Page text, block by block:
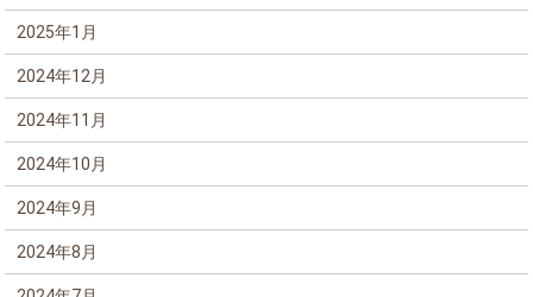
2025年1月
2024年12月
2024年11月
2024年10月
2024年9月
2024年8月